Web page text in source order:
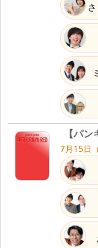
【パ
7月15日